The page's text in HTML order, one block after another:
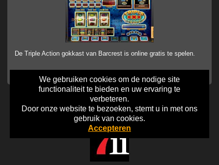
We gebruiken cookies om de nodige site
functionaliteit te bieden en uw ervaring te
verbeteren.
Door onze website te bezoeken, stemt u in met ons
gebruik van cookies.
Accepteren
De Triple Action gokkast van Barcrest is online gratis te spelen.
Home Disclaimer Gok Info